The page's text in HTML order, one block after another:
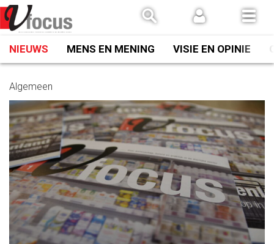
Spring
naar
inhoud
NIEUWS MENS EN MENING VISIE EN OPINIE
Algemeen